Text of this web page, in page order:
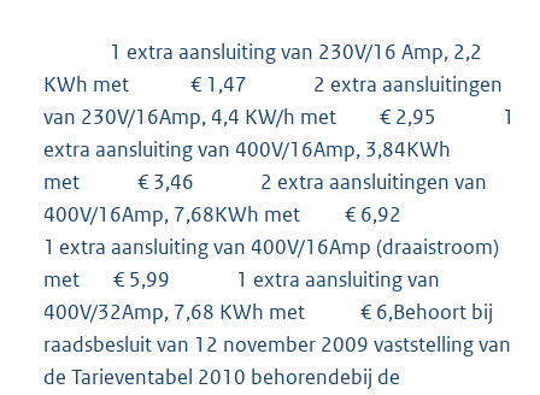
1 extra aansluiting van 230V/16 Amp, 2,2
KWh met € 1,47 2 extra aansluitingen
van 230V/16Amp, 4,4 KW/h met € 2,95 1
extra aansluiting van 400V/16Amp, 3,84KWh
met € 3,46 2 extra aansluitingen van
400V/16Amp, 7,68KWh met € 6,92
1 extra aansluiting van 400V/16Amp (draaistroom)
met € 5,99 1 extra aansluiting van
400V/32Amp, 7,68 KWh met € 6,Behoort bij
raadsbesluit van 12 november 2009 vaststelling van
de Tarieventabel 2010 behorendebij de